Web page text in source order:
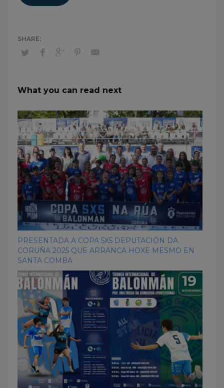
What you can read next
PRESENTADA A COPA 5X5 DEPUTACIÓN DA
CORUÑA 2025 QUE ARRANCA HOXE MESMO EN
SANTA COMBA